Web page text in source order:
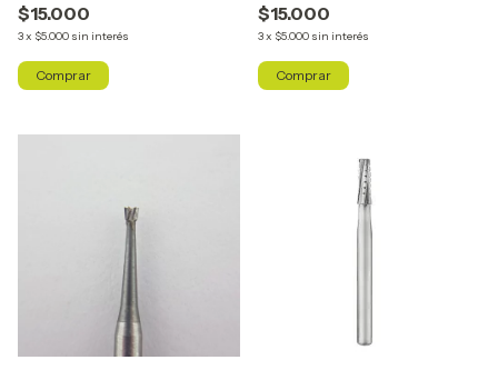
$15.000
3x $5.000 sin interés
$15.000
3x $5.000 sin interés